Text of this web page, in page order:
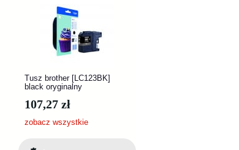
Tusz brother [LC123BK]
black oryginalny
107,27 zł
zobacz wszystkie